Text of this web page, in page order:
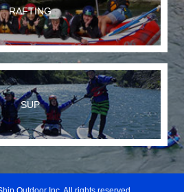
RAFTING
SUP